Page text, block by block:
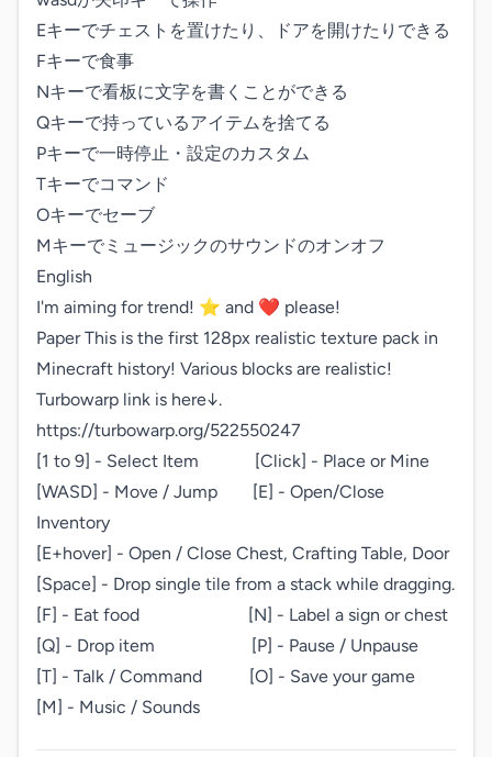
Eキーでチェストを置けたり、ドアを開けたりできる
Fキーで食事
Nキーで看板に文字を書くことができる
Qキーで持っているアイテムを捨てる
Pキーで一時停止・設定のカスタム
Tキーでコマンド
Oキーでセーブ
Mキーでミュージックのサウンドのオンオフ
English
I'm aiming for trend! ⭐ and ❤ please!
Paper This is the first 128px realistic texture pack in
Minecraft history! Various blocks are realistic!
Turbowarp link is here↓.
https://turbowarp.org/522550247
[1 to 9] - Select Item    [Click] - Place or Mine
[WASD] - Move / Jump  [E] - Open/Close
Inventory
[E+hover] - Open / Close Chest, Crafting Table, Door
[Space] - Drop single tile from a stack while dragging.
[F] - Eat food       [N] - Label a sign or chest
[Q] - Drop item      [P] - Pause / Unpause
[T] - Talk / Command    [O] - Save your game
[M] - Music / Sounds